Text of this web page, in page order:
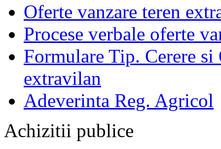
Oferte vanzare teren
Procese verbale oferte
Formulare Tip. Cerere si
extravilan
Adeverinta Reg. Agricol
Achizitii publice